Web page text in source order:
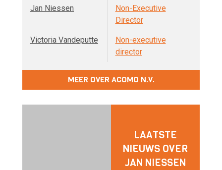
Jan Niessen
Non-Executive
Director
Victoria Vandeputte
Non-executive
director
MEER OVER ACOMO N.V.
LAATSTE
NIEUWS OVER
JAN NIESSEN